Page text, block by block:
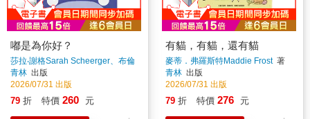
嘟是為你好？
莎拉‧謝格Sarah Scheerger、布倫
特‧卡馬利奇Brent Camalich、潔
米‧卡馬利奇Jamie Camalich
青林 出版
2026/07/31 出版
79 折 特價 260 元
有貓，有貓，還有貓
麥蒂．弗羅斯特Maddie Frost著
青林 出版
2026/07/31 出版
79 折 特價 276 元